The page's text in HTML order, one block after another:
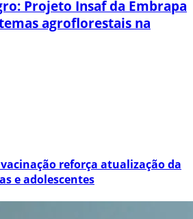
Projeto Insaf da Embrapa
agroflorestais na
reforça atualização da
e adolescentes